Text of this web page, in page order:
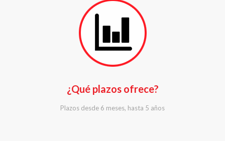
¿Qué plazos ofrece?
Plazos desde 6 meses, hasta 5 años